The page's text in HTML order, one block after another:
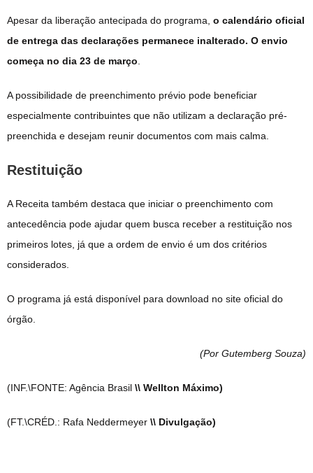
Apesar da liberação antecipada do programa, o calendário oficial
de entrega das declarações permanece inalterado. O envio
começa no dia 23 de março.
A possibilidade de preenchimento prévio pode beneficiar
especialmente contribuintes que não utilizam a declaração pré-
preenchida e desejam reunir documentos com mais calma.
Restituição
A Receita também destaca que iniciar o preenchimento com
antecedência pode ajudar quem busca receber a restituição nos
primeiros lotes, já que a ordem de envio é um dos critérios
considerados.
O programa já está disponível para download no site oficial do
órgão.
(Por Gutemberg Souza)
(INF.\FONTE: Agência Brasil \\ Wellton Máximo)
(FT.\CRÉD.: Rafa Neddermeyer \\ Divulgação)